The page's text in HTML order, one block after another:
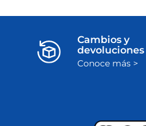
Cambios y
devoluciones
Conoce más >